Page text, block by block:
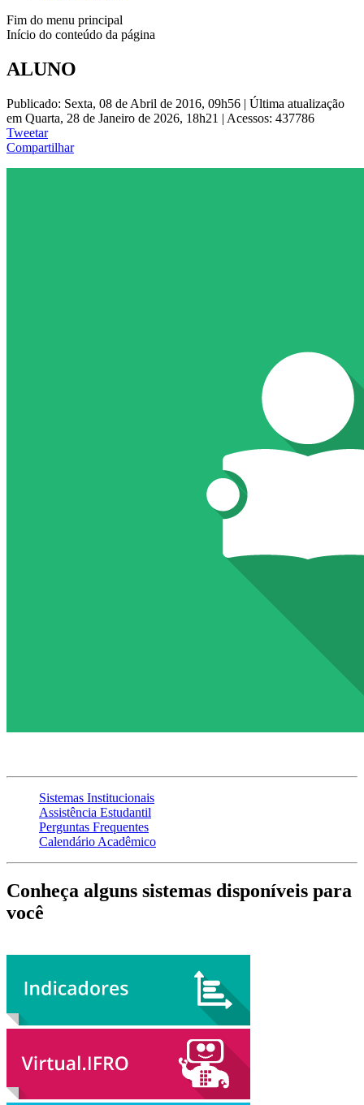
Fim do menu principal
Início do conteúdo da página
ALUNO
Publicado: Sexta, 08 de Abril de 2016, 09h56 | Última atualização
em Quarta, 28 de Janeiro de 2026, 18h21 | Acessos: 437786
Tweetar
Compartilhar
Sistemas Institucionais
Assistência Estudantil
Perguntas Frequentes
Calendário Acadêmico
Conheça alguns sistemas disponíveis para
você